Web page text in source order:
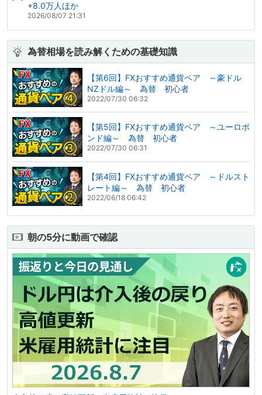
+8.0万人ほか
2026/08/07 21:31
為替相場を読み解くための基礎知識
【第6回】FXおすすめ通貨ペア ～豪ドル
NZドル編～ 為替 初心者
2022/07/30 06:32
【第5回】FXおすすめ通貨ペア ～ユーロポ
ンド編～ 為替 初心者
2022/07/30 06:31
【第4回】FXおすすめ通貨ペア ～ドルスト
レート編～ 為替 初心者
2022/06/18 06:42
朝の5分に動画で確認